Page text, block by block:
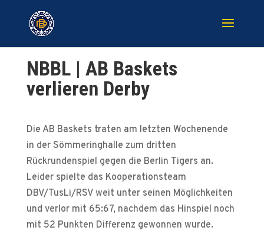
NBBL | AB Baskets
verlieren Derby
Die AB Baskets traten am letzten Wochenende
in der Sömmeringhalle zum dritten
Rückrundenspiel gegen die Berlin Tigers an.
Leider spielte das Kooperationsteam
DBV/TusLi/RSV weit unter seinen Möglichkeiten
und verlor mit 65:67, nachdem das Hinspiel noch
mit 52 Punkten Differenz gewonnen wurde.